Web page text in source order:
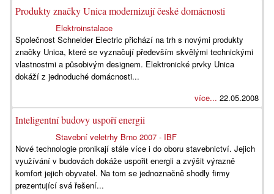
Produkty značky Unica modernizují české domácnosti
Elektroinstalace
Společnost Schneider Electric přichází na trh s novými produkty
značky Unica, které se vyznačují především skvělými technickými
vlastnostmi a působivým designem. Elektronické prvky Unica
dokáží z jednoduché domácnosti...
více... 22.05.2008
Inteligentní budovy uspoří energii
Stavební veletrhy Brno 2007 - IBF
Nové technologie pronikají stále více i do oboru stavebnictví. Jejich
využívání v budovách dokáže uspořit energii a zvýšit výrazně
komfort jejich obyvatel. Na tom se jednoznačně shodly firmy
prezentující svá řešení...